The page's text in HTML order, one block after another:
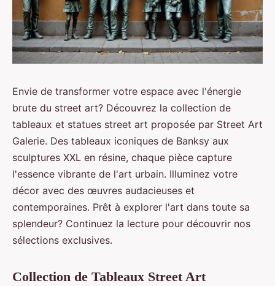
Envie de transformer votre espace avec l'énergie
brute du street art? Découvrez la collection de
tableaux et statues street art proposée par Street Art
Galerie. Des tableaux iconiques de Banksy aux
sculptures XXL en résine, chaque pièce capture
l'essence vibrante de l'art urbain. Illuminez votre
décor avec des œuvres audacieuses et
contemporaines. Prêt à explorer l'art dans toute sa
splendeur? Continuez la lecture pour découvrir nos
sélections exclusives.
Collection de Tableaux Street Art